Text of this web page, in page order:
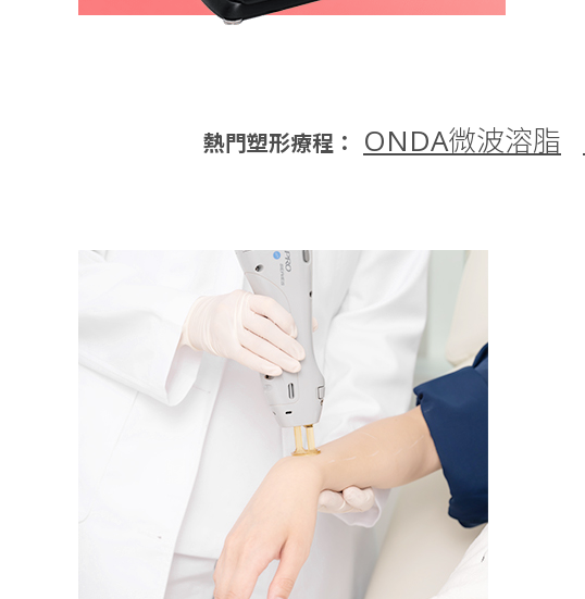
熱門塑形療程： ONDA微波溶脂